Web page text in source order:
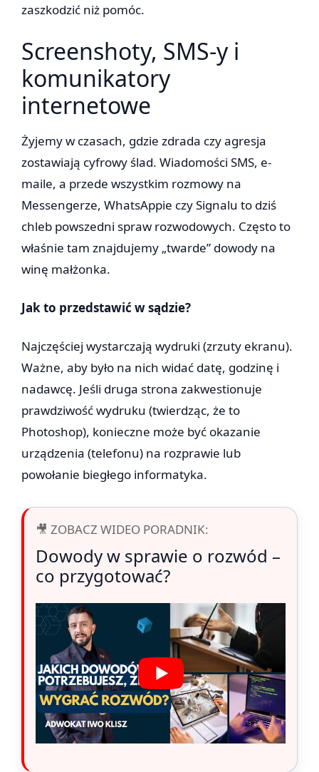
zaszkodzić niż pomóc.
Screenshoty, SMS-y i
komunikatory
internetowe
Żyjemy w czasach, gdzie zdrada czy agresja
zostawiają cyfrowy ślad. Wiadomości SMS, e-
maile, a przede wszystkim rozmowy na
Messengerze, WhatsAppie czy Signalu to dziś
chleb powszedni spraw rozwodowych. Często to
właśnie tam znajdujemy „twarde” dowody na
winę małżonka.
Jak to przedstawić w sądzie?
Najczęściej wystarczają wydruki (zrzuty ekranu).
Ważne, aby było na nich widać datę, godzinę i
nadawcę. Jeśli druga strona zakwestionuje
prawdziwość wydruku (twierdząc, że to
Photoshop), konieczne może być okazanie
urządzenia (telefonu) na rozprawie lub
powołanie biegłego informatyka.
🎥 ZOBACZ WIDEO PORADNIK:
Dowody w sprawie o rozwód –
co przygotować?